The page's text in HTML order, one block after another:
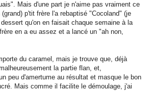
Mais d'une part je n'aime pas vraiment ce
p'tit frère l'a rebaptisé "Cocoland" (je
qu'on en faisait chaque semaine à la
en a eu assez et a lancé un "ah non,
du caramel, mais je trouve que, déjà
la partie flan, et,
peu d'amertume au résultat et masque le bon
Mais comme il facilite le démoulage, j'ai